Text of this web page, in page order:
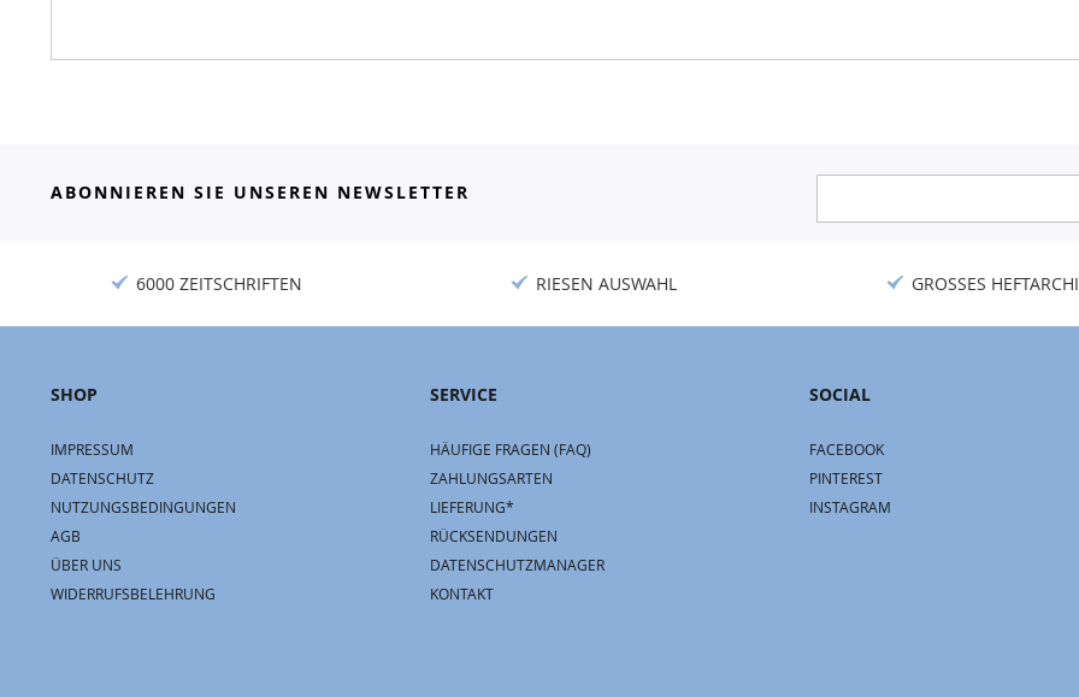
ABONNIEREN SIE UNSEREN NEWSLETTER
Newsletter:
6000 ZEITSCHRIFTEN RIESEN AUSWAHL GROSSES
SHOP
IMPRESSUM
DATENSCHUTZ
NUTZUNGSBEDINGUNGEN
AGB
ÜBER UNS
WIDERRUFSBELEHRUNG
SERVICE
HÄUFIGE FRAGEN (FAQ)
ZAHLUNGSARTEN
LIEFERUNG*
RÜCKSENDUNGEN
DATENSCHUTZMANAGER
KONTAKT
SOCIAL
FACEBOOK
PINTEREST
INSTAGRAM